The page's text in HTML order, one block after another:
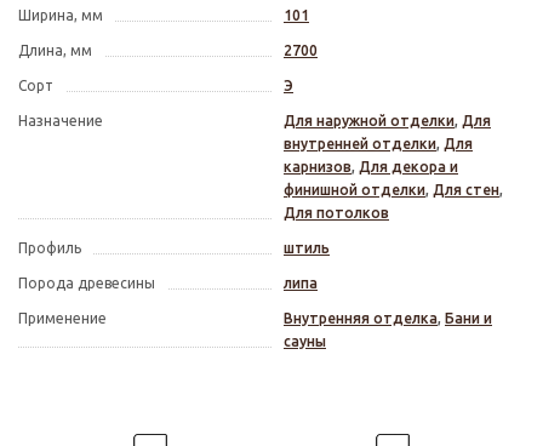
Ширина, мм 101
Длина, мм 2700
Сорт Э
Назначение Для наружной отделки, Для
внутренней отделки, Для
карнизов, Для декора и
финишной отделки, Для стен,
Для потолков
Профиль штиль
Порода древесины липа
Применение Внутренняя отделка, Бани и
сауны